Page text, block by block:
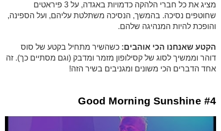
מציג את כל חברי הלהקה כדמויות באגדה, על 3 פיראטים
שחוטפים נסיכה. בהמשך, הנסיכה משתלטת עליהם, ועל הספינה,
והופכת להיות המנהיגה שלהם.
הקטע שאנחנו הכי אוהבים: כשהשיר מתחיל בקטע של סוס
דוהר וממשיך לסוג של קסילופון מזמר ומדבק (וגם מסתיים כך). זה
אחד הדברים הכי משונים ומגניבים בשיר הזה!
#4 Good Morning Sunshine